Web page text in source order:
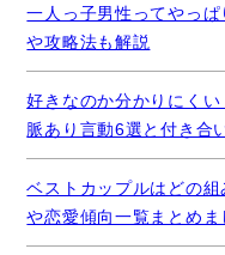
一人っ子男性ってやっ
や攻略法も解説
好きなのか分かりにく
脈あり言動6選と付き合
ベストカップルはどの
や恋愛傾向一覧まとめま